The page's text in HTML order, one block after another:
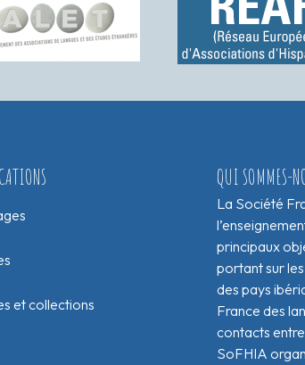
et collections
QUI SOMMES-
La Société
principaux
portant sur
des pays
France des
contacts entre
SoFHIA